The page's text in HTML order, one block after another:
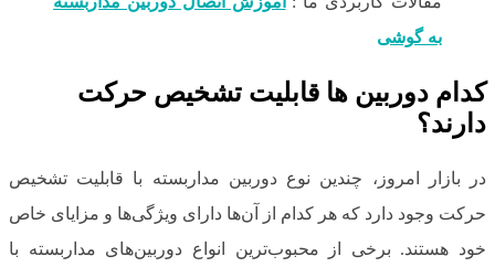
به گوشی
کدام دوربین ها قابلیت تشخیص حرکت
دارند؟
در بازار امروز، چندین نوع دوربین مداربسته با قابلیت تشخیص
حرکت وجود دارد که هر کدام از آن‌ها دارای ویژگی‌ها و مزایای خاص
خود هستند. برخی از محبوب‌ترین انواع دوربین‌های مداربسته با